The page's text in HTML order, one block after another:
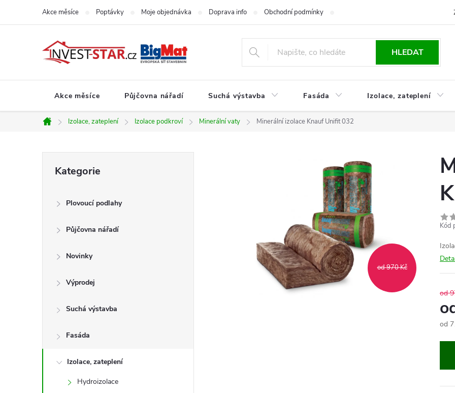
Akce měsíce Poptávky Moje objednávka Doprava info Obchodní podmínky
HLEDAT
Akce měsíce Půjčovna nářadí Suchá výstavba Fasáda Izolace, zateplení
Domů
Izolace, zateplení Izolace podkroví Minerální vaty Minerální izolace Knauf Unifit 032
n
kategorie
Kategorie
Plovoucí podlahy
Půjčovna nářadí
Novinky
Výprodej
Suchá výstavba
Fasáda
Izolace, zateplení
Hydroizolace
od 970 Kč
Kód
od
od